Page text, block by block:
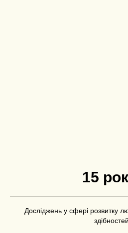
15
Досліджень у сфері розвитку
здібностей